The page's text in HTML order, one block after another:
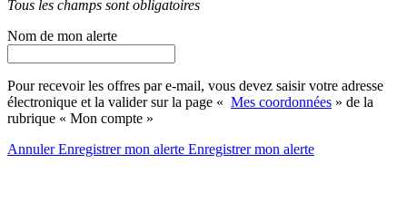
Tous les champs sont obligatoires
Nom de mon alerte
Pour recevoir les offres par e-mail, vous devez saisir votre adresse
électronique et la valider sur la page « Mes coordonnées » de la
rubrique « Mon compte »
AnnulerEnregistrer mon alerte Enregistrermon alerte